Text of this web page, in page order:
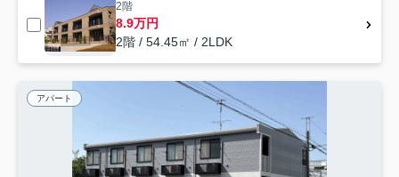
2階
8.9万円
2階 / 54.45㎡ / 2LDK
アパート